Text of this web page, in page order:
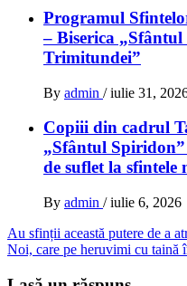
Programul
– Biserica
Trimitundei”
By admin / iulie 31,
Copiii din cadrul
„Sfântul
de suflet la
By admin / iulie 6, 2026
Navigare
în
Au sfinții această putere de a
Noi, care pe heruvimi cu